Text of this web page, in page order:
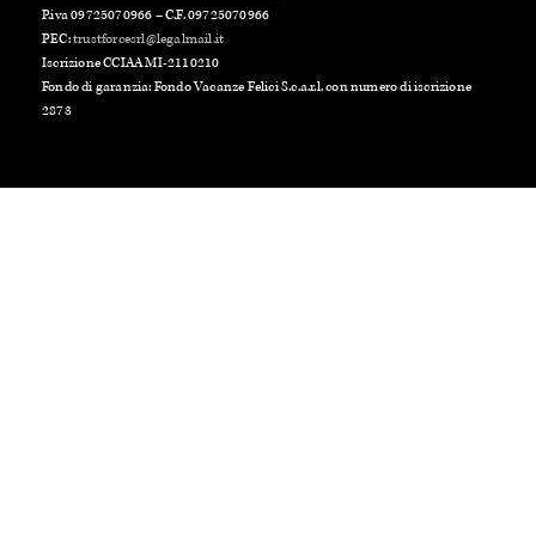
P.iva 09725070966 – C.F. 09725070966
PEC:trustforcesrl@legalmail.it
Iscrizione CCIAA MI-2110210
Fondo di garanzia: Fondo Vacanze Felici S.c.a.r.l. con numero di iscrizione
2873